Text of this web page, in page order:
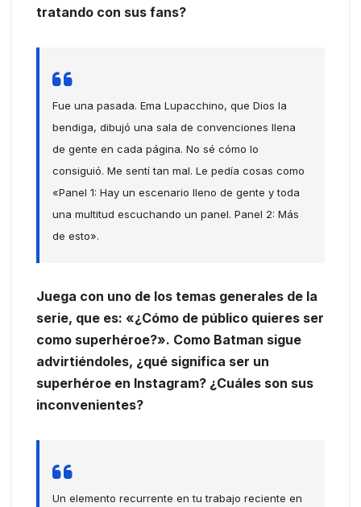
tratando con sus fans?
Fue una pasada. Ema Lupacchino, que Dios la
bendiga, dibujó una sala de convenciones llena
de gente en cada página. No sé cómo lo
consiguió. Me sentí tan mal. Le pedía cosas como
«Panel 1: Hay un escenario lleno de gente y toda
una multitud escuchando un panel. Panel 2: Más
de esto».
Juega con uno de los temas generales de la
serie, que es: «¿Cómo de público quieres ser
como superhéroe?». Como Batman sigue
advirtiéndoles, ¿qué significa ser un
superhéroe en Instagram? ¿Cuáles son sus
inconvenientes?
Un elemento recurrente en tu trabajo reciente en